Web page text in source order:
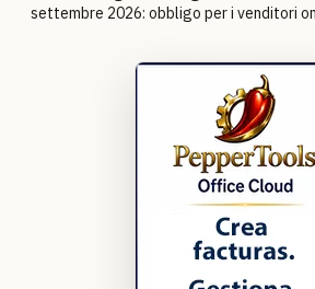
settembre 2026: obbligo per i venditori